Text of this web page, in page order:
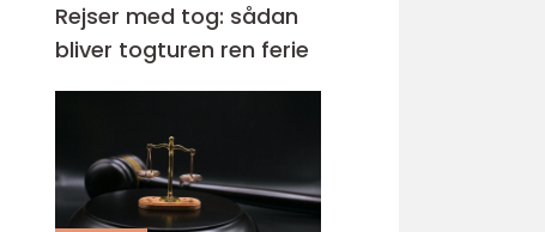
Rejser med tog: sådan
bliver togturen ren ferie